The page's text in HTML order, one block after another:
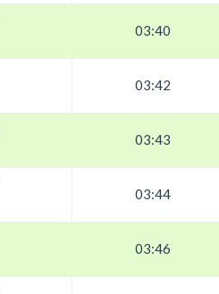
03:40
03:42
03:43
03:44
03:46